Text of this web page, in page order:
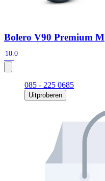
Bolero V90 Premium M
10.0
085 - 225 0685
Uitproberen